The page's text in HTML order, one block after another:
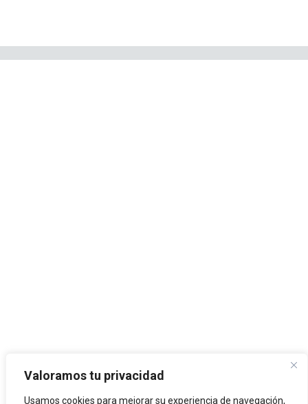
Valoramos tu privacidad
Usamos cookies para mejorar su experiencia de navegación,